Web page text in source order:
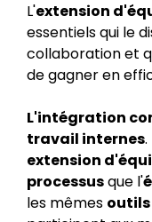
L'extension
essentiels qui le
collaboration et
de gagner en
L'intégration
travail internes.
extension
processusque l'
les mêmes outils